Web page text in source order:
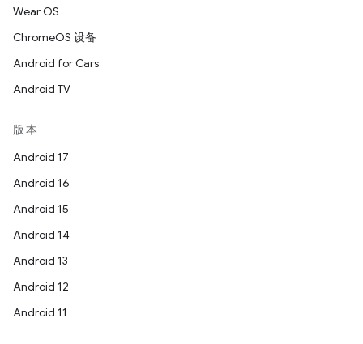
Wear OS
ChromeOS 设备
Android for Cars
Android TV
版本
Android 17
Android 16
Android 15
Android 14
Android 13
Android 12
Android 11